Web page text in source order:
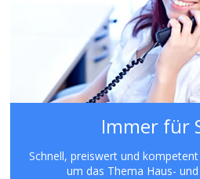
Immer für
Schnell, preiswert und
um das Thema Haus-